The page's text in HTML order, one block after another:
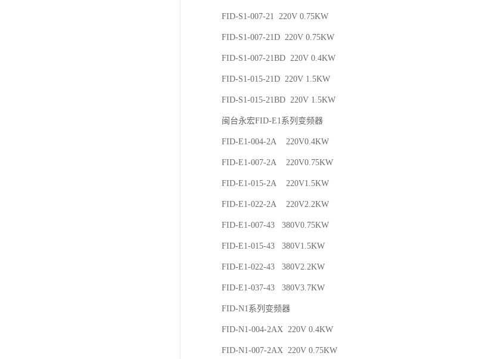
FID-S1-007-21 220V 0.75KW
FID-S1-007-21D 220V 0.75KW
FID-S1-007-21BD 220V 0.4KW
FID-S1-015-21D 220V 1.5KW
FID-S1-015-21BD 220V 1.5KW
闽台永宏FID-E1系列变频器
FID-E1-004-2A 220V0.4KW
FID-E1-007-2A 220V0.75KW
FID-E1-015-2A 220V1.5KW
FID-E1-022-2A 220V2.2KW
FID-E1-007-43 380V0.75KW
FID-E1-015-43 380V1.5KW
FID-E1-022-43 380V2.2KW
FID-E1-037-43 380V3.7KW
FID-N1系列变频器
FID-N1-004-2AX 220V 0.4KW
FID-N1-007-2AX 220V 0.75KW